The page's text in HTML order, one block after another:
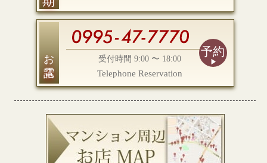
お電話 受付時間 9:00 〜 18:00
Telephone Reservation
予約